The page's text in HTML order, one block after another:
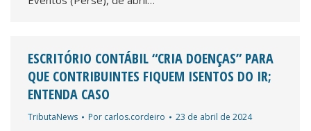
ESCRITÓRIO CONTÁBIL “CRIA DOENÇAS” PARA
QUE CONTRIBUINTES FIQUEM ISENTOS DO IR;
ENTENDA CASO
TributaNews Por carlos.cordeiro 23 de abril de 2024